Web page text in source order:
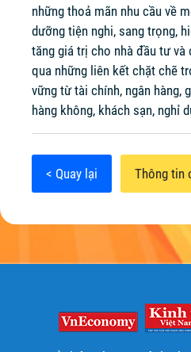
những thoả mãn nhu cầu về
dưỡng tiện nghi, sang trọng,
tăng giá trị cho nhà đầu tư
qua những liên kết chặt chẽ
vững từ tài chính, ngân hàng,
hàng không, khách sạn, nghỉ
< Quay lại Thông tin